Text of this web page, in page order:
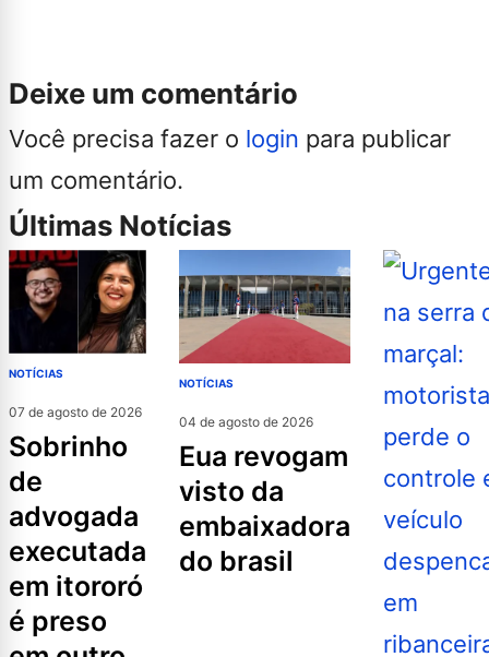
Deixe um comentário
Você precisa fazer o login para publicar
um comentário.
Últimas Notícias
NOTÍCIAS
07 de agosto de 2026
sobrinho
de
advogada
executada
em itororó
é preso
NOTÍCIAS
04 de agosto de 2026
eua revogam
visto da
embaixadora
do brasil